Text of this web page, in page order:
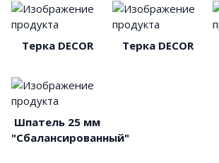
Терка DЕCOR Терка DЕCOR
Шпатель 25 мм
"Сбалансированный"